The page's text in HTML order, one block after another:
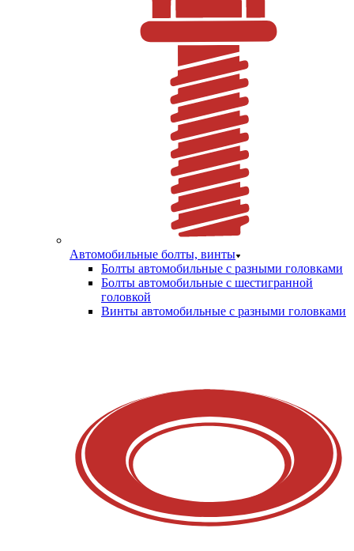
Автомобильные болты, винты
Болты автомобильные с разными головками
Болты автомобильные с шестигранной
головкой
Винты автомобильные с разными головками